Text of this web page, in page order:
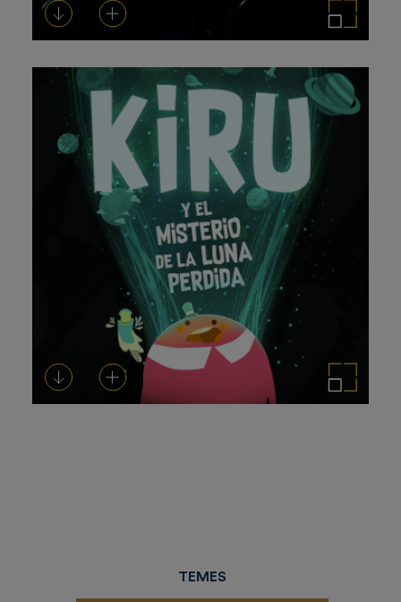
Descarregar-ho Afegeix a la cistella Amplia la imatge
Descarregar-ho Afegeix a la cistella Amplia la imatge
TEMES